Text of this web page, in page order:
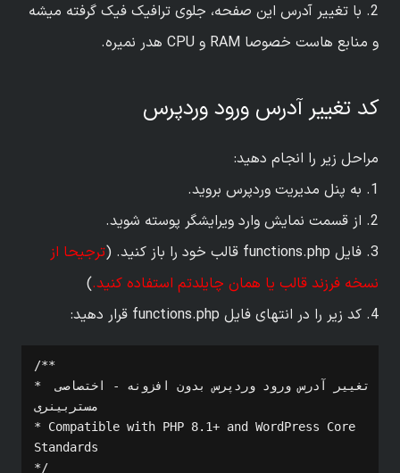
2. با تغییر آدرس این صفحه، جلوی ترافیک فیک گرفته میشه
و منابع هاست خصوصا RAM و CPU هدر نمیره.
کد تغییر آدرس ورود وردپرس
مراحل زیر را انجام دهید:
1. به پنل مدیریت وردپرس بروید.
2. از قسمت نمایش وارد ویرایشگر پوسته شوید.
3. فایل functions.php قالب خود را باز کنید. (
ترجیحا از
نسخه فرزند قالب یا همان چایلدتم استفاده کنید.)
4. کد زیر را در انتهای فایل functions.php قرار دهید:
/**
* تغییر آدرس ورود وردپرس بدون افزونه - اختصاصی
مستربینری
* Compatible with PHP 8.1+ and WordPress Core
Standards
*/